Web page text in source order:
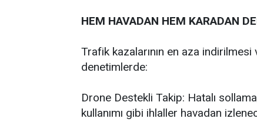
HEM HAVADAN HEM KARADAN
Trafik kazalarının en aza
denetimlerde:
Drone Destekli Takip: Hatalı
kullanımı gibi ihlaller havadan